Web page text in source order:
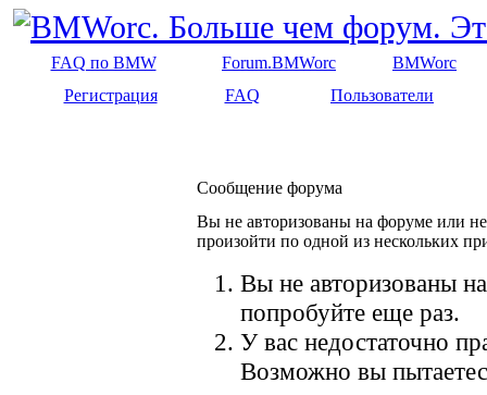
FAQ по BMW Forum.BMWorc
BMWorc
Регистрация
FAQ Пользователи
Сообщение форума
Вы не авторизованы на форуме или
произойти по одной из нескольких
Вы не авторизованы
попробуйте еще раз.
У вас недостаточно
Возможно вы